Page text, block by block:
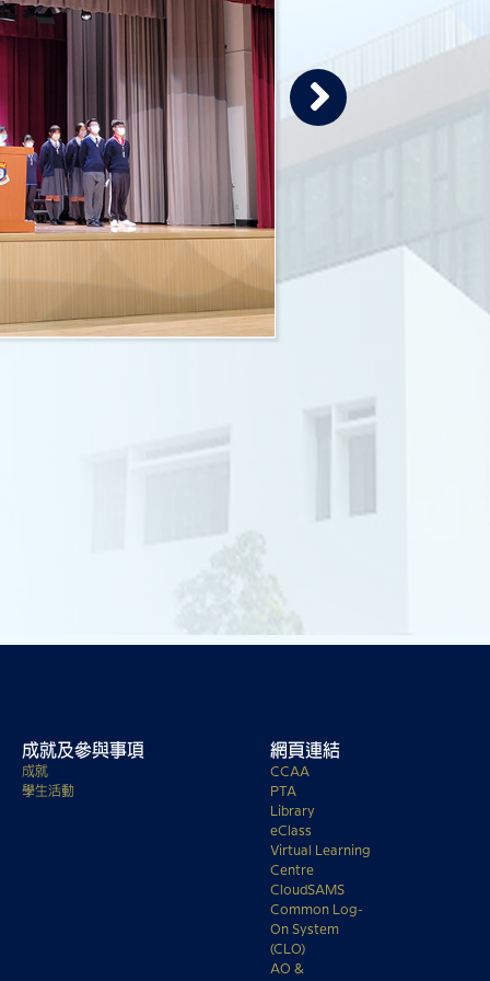
成就及參與事項
成就
學生活動
網頁連結
CCAA
PTA
Library
eClass
Virtual Learning
Centre
CloudSAMS
Common Log-
On System
(CLO)
AO &